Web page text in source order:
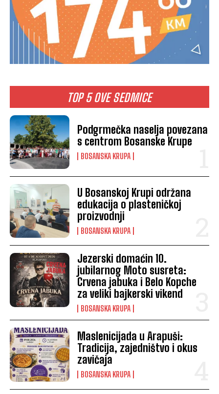
TOP 5 OVE SEDMICE
Podgrmečka naselja povezana
s centrom Bosanske Krupe
BOSANSKA KRUPA
U Bosanskoj Krupi održana
edukacija o plasteničkoj
proizvodnji
BOSANSKA KRUPA
Jezerski domaćin 10.
jubilarnog Moto susreta:
Crvena jabuka i Belo Kopche
za veliki bajkerski vikend
BOSANSKA KRUPA
Maslenicijada u Arapuši:
Tradicija, zajedništvo i okus
zavičaja
BOSANSKA KRUPA